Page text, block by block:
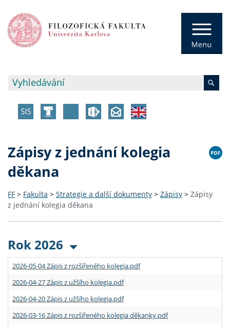
Zápisy z jednání kolegia
děkana
FF > Fakulta > Strategie a další dokumenty > Zápisy > Zápisy
z jednání kolegia děkana
Rok 2026
2026-05-04 Zápis z rozšířeného kolegia.pdf
2026-04-27 Zápis z užšího kolegia.pdf
2026-04-20 Zápis z užšího kolegia.pdf
2026-03-16 Zápis z rozšířeného kolegia děkanky.pdf